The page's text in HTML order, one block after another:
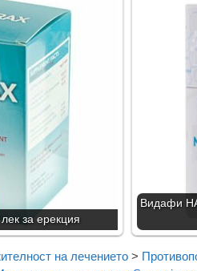
за ерекция
Видафи
на лечението >